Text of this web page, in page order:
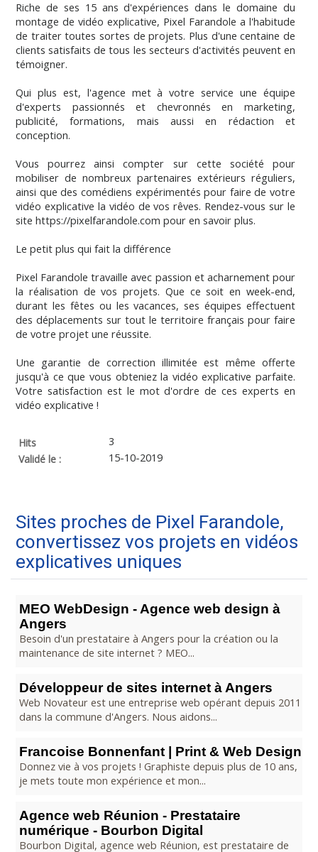
Riche de ses 15 ans d'expériences dans le domaine du
montage de vidéo explicative, Pixel Farandole a l'habitude
de traiter toutes sortes de projets. Plus d'une centaine de
clients satisfaits de tous les secteurs d'activités peuvent en
témoigner.
Qui plus est, l'agence met à votre service une équipe
d'experts passionnés et chevronnés en marketing,
publicité, formations, mais aussi en rédaction et
conception.
Vous pourrez ainsi compter sur cette société pour
mobiliser de nombreux partenaires extérieurs réguliers,
ainsi que des comédiens expérimentés pour faire de votre
vidéo explicative la vidéo de vos rêves. Rendez-vous sur le
site https://pixelfarandole.com pour en savoir plus.
Le petit plus qui fait la différence
Pixel Farandole travaille avec passion et acharnement pour
la réalisation de vos projets. Que ce soit en week-end,
durant les fêtes ou les vacances, ses équipes effectuent
des déplacements sur tout le territoire français pour faire
de votre projet une réussite.
Une garantie de correction illimitée est même offerte
jusqu'à ce que vous obteniez la vidéo explicative parfaite.
Votre satisfaction est le mot d'ordre de ces experts en
vidéo explicative !
Hits
3
Validé le :
15-10-2019
Sites proches de Pixel Farandole,
convertissez vos projets en vidéos
explicatives uniques
MEO WebDesign - Agence web design à
Angers
Besoin d'un prestataire à Angers pour la création ou la
maintenance de site internet ? MEO...
Développeur de sites internet à Angers
Web Novateur est une entreprise web opérant depuis 2011
dans la commune d'Angers. Nous aidons...
Francoise Bonnenfant | Print & Web Design
Donnez vie à vos projets ! Graphiste depuis plus de 10 ans,
je mets toute mon expérience et mon...
Agence web Réunion - Prestataire
numérique - Bourbon Digital
Bourbon Digital, agence web Réunion, est prestataire de